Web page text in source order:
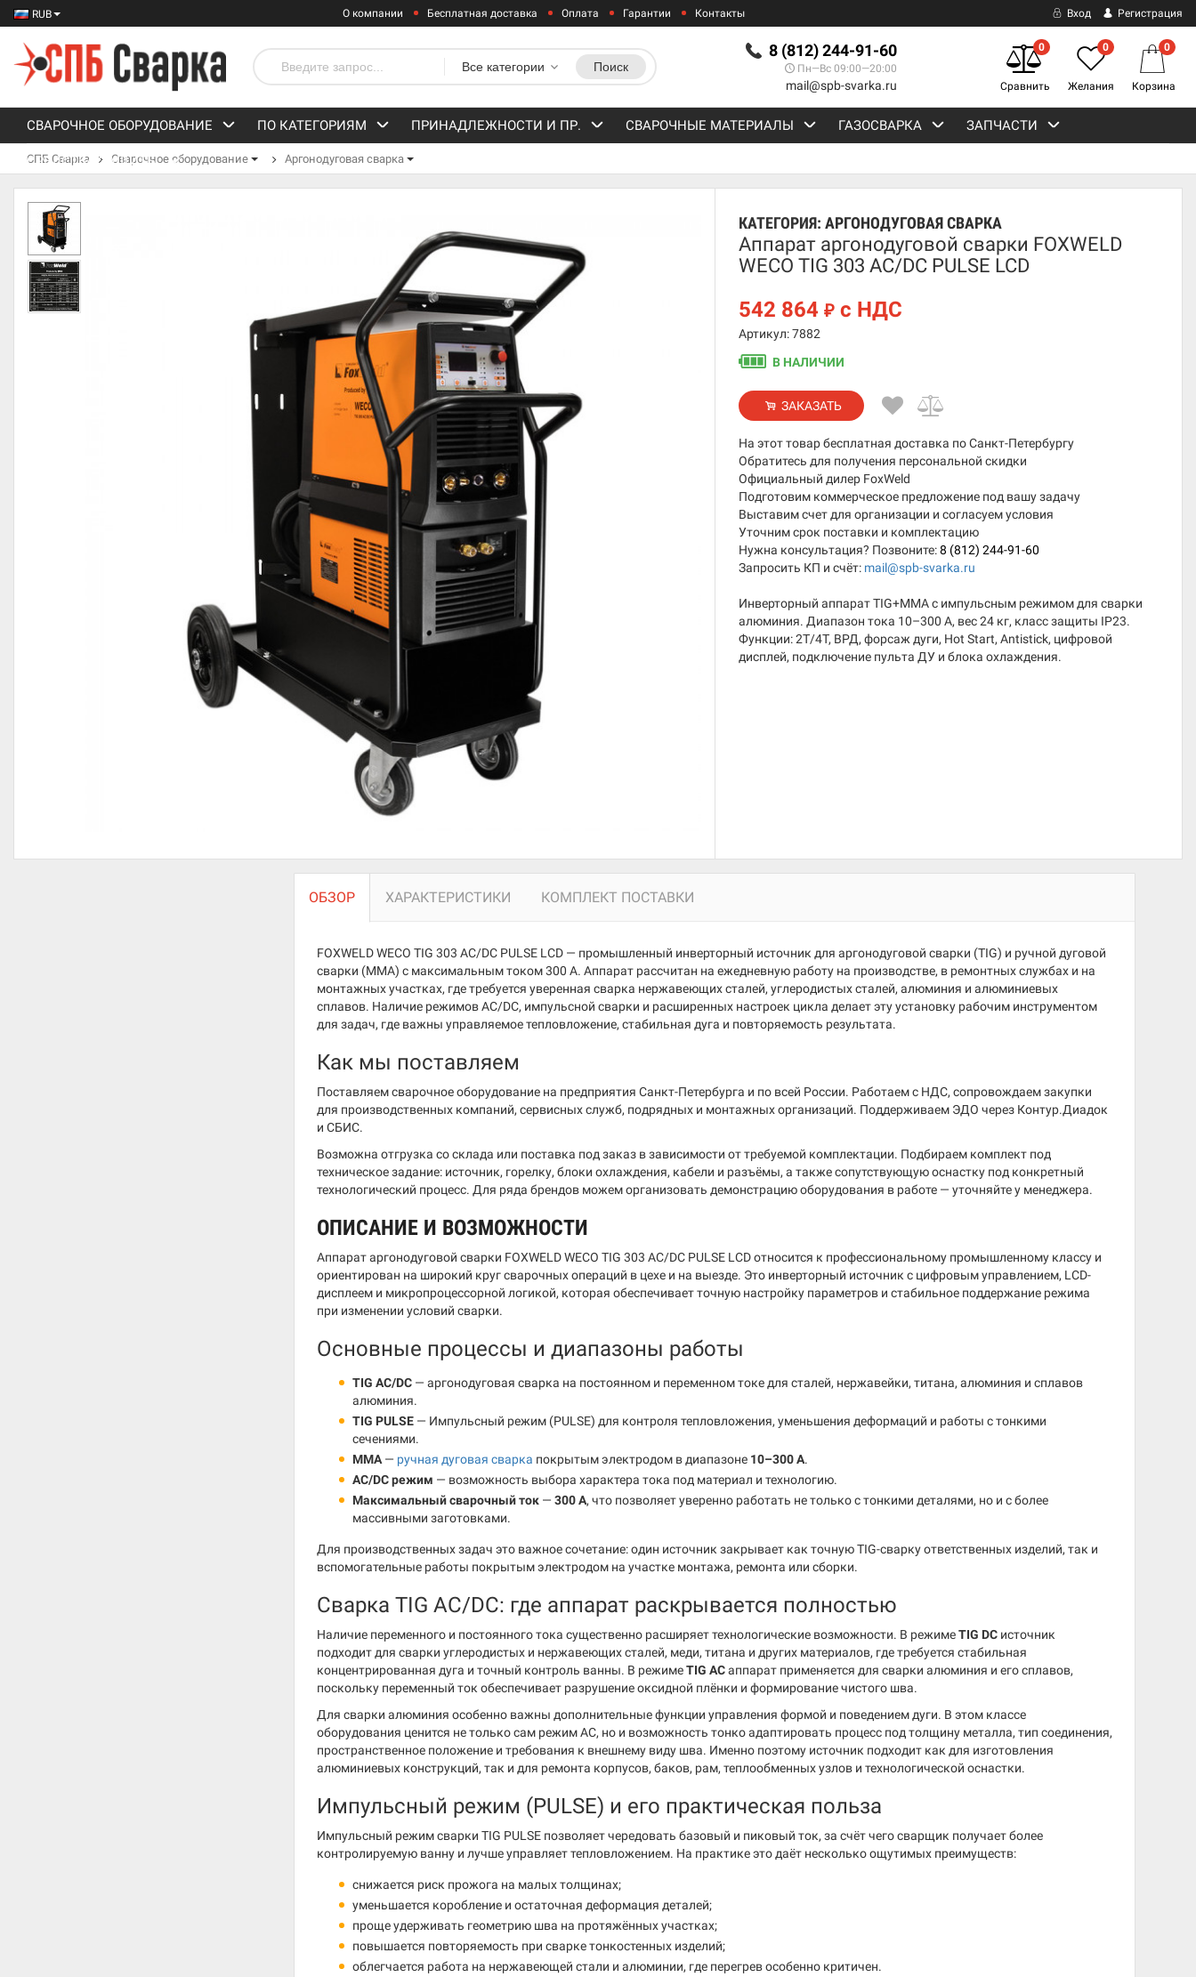
RUB О компании Бесплатная доставка Оплата Гарантии Контакты Вход Регистрация
8 (812) 244-91-60
Пн—Вс 09:00—20:00
mail@spb-svarka.ru
Все категории Поиск
0
Сравнить
0
Желания
0
Корзина
СВАРОЧНОЕ ОБОРУДОВАНИЕ ПО КАТЕГОРИЯМ ПРИНАДЛЕЖНОСТИ И ПР. СВАРОЧНЫЕ МАТЕРИАЛЫ ГАЗОСВАРКА ЗАПЧАСТИ
СРЕДСТВА ЗАЩИТЫ
СПБ Сварка Сварочное оборудование Аргонодуговая сварка
КАТЕГОРИЯ:АРГОНОДУГОВАЯ СВАРКА
Аппарат аргонодуговой сварки FOXWELD
WECO TIG 303 AC/DC PULSE LCD
542 864₽ с НДС
Артикул: 7882
В НАЛИЧИИ
ЗАКАЗАТЬ
На этот товар бесплатная доставка по Санкт-Петербургу
Обратитесь для получения персональной скидки
Официальный дилер FoxWeld
Подготовим коммерческое предложение под вашу задачу
Выставим счет для организации и согласуем условия
Уточним срок поставки и комплектацию
Нужна консультация? Позвоните:8 (812) 244-91-60
Запросить КП и счёт: mail@spb-svarka.ru
Инверторный аппарат TIG+MMA с импульсным режимом для сварки
алюминия. Диапазон тока 10–300 А, вес 24 кг, класс защиты IP23.
Функции: 2T/4T, ВРД, форсаж дуги, Hot Start, Antistick, цифровой
дисплей, подключение пульта ДУ и блока охлаждения.
ОБЗОР ХАРАКТЕРИСТИКИ КОМПЛЕКТ ПОСТАВКИ
FOXWELD WECO TIG 303 AC/DC PULSE LCD — промышленный инверторный источник для аргонодуговой сварки (TIG) и ручной дуговой
сварки (MMA) с максимальным током 300 А. Аппарат рассчитан на ежедневную работу на производстве, в ремонтных службах и на
монтажных участках, где требуется уверенная сварка нержавеющих сталей, углеродистых сталей, алюминия и алюминиевых
сплавов. Наличие режимов AC/DC, импульсной сварки и расширенных настроек цикла делает эту установку рабочим инструментом
для задач, где важны управляемое тепловложение, стабильная дуга и повторяемость результата.
Как мы поставляем
Поставляем сварочное оборудование на предприятия Санкт-Петербурга и по всей России. Работаем с НДС, сопровождаем закупки
для производственных компаний, сервисных служб, подрядных и монтажных организаций. Поддерживаем ЭДО через Контур.Диадок
и СБИС.
Возможна отгрузка со склада или поставка под заказ в зависимости от требуемой комплектации. Подбираем комплект под
техническое задание: источник, горелку, блоки охлаждения, кабели и разъёмы, а также сопутствующую оснастку под конкретный
технологический процесс. Для ряда брендов можем организовать демонстрацию оборудования в работе — уточняйте у менеджера.
ОПИСАНИЕ И ВОЗМОЖНОСТИ
Аппарат аргонодуговой сварки FOXWELD WECO TIG 303 AC/DC PULSE LCD относится к профессиональному промышленному классу и
ориентирован на широкий круг сварочных операций в цехе и на выезде. Это инверторный источник с цифровым управлением, LCD-
дисплеем и микропроцессорной логикой, которая обеспечивает точную настройку параметров и стабильное поддержание режима
при изменении условий сварки.
Основные процессы и диапазоны работы
TIG AC/DC — аргонодуговая сварка на постоянном и переменном токе для сталей, нержавейки, титана, алюминия и сплавов
алюминия.
TIG PULSE — Импульсный режим (PULSE) для контроля тепловложения, уменьшения деформаций и работы с тонкими
сечениями.
MMA — ручная дуговая сварка покрытым электродом в диапазоне 10–300 А.
AC/DC режим — возможность выбора характера тока под материал и технологию.
Максимальный сварочный ток — 300 А, что позволяет уверенно работать не только с тонкими деталями, но и с более
массивными заготовками.
Для производственных задач это важное сочетание: один источник закрывает как точную TIG-сварку ответственных изделий, так и
вспомогательные работы покрытым электродом на участке монтажа, ремонта или сборки.
Сварка TIG AC/DC: где аппарат раскрывается полностью
Наличие переменного и постоянного тока существенно расширяет технологические возможности. В режимеTIG DC источник
подходит для сварки углеродистых и нержавеющих сталей, меди, титана и других материалов, где требуется стабильная
концентрированная дуга и точный контроль ванны. В режимеTIG ACаппарат применяется для сварки алюминия и его сплавов,
поскольку переменный ток обеспечивает разрушение оксидной плёнки и формирование чистого шва.
Для сварки алюминия особенно важны дополнительные функции управления формой и поведением дуги. В этом классе
оборудования ценится не только сам режим AC, но и возможность тонко адаптировать процесс под толщину металла, тип соединения,
пространственное положение и требования к внешнему виду шва. Именно поэтому источник подходит как для изготовления
алюминиевых конструкций, так и для ремонта корпусов, баков, рам, теплообменных узлов и технологической оснастки.
Импульсный режим (PULSE) и его практическая польза
Импульсный режим сварки TIG PULSE позволяет чередовать базовый и пиковый ток, за счёт чего сварщик получает более
контролируемую ванну и лучше управляет тепловложением. На практике это даёт несколько ощутимых преимуществ:
снижается риск прожога на малых толщинах;
уменьшается коробление и остаточная деформация деталей;
проще удерживать геометрию шва на протяжённых участках;
повышается повторяемость при сварке тонкостенных изделий;
облегчается работа на нержавеющей стали и алюминии, где перегрев особенно критичен.